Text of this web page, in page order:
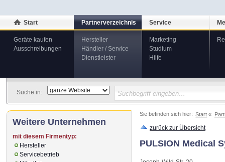
Start
Geräte kaufen
Ausschreibungen
Partnerverzeichnis
Hersteller
Händler / Service
Dienstleister
Service
Marketing
Studium
Hilfe
Suche in:
Sie befinden sich hier: Start
zurück zur Übersicht
PULSION Medical
Weitere Unternehmen
mit diesem Firmentyp:
Hersteller
Servicebetrieb